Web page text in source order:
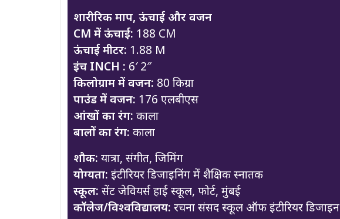
शारीरिक माप, ऊंचाई और वजन
CM में ऊंचाई: 188 CM
ऊंचाई मीटर: 1.88 M
इंच INCH : 6′ 2″
किलोग्राम में वजन: 80 किग्रा
पाउंड में वजन: 176 एलबीएस
आंखों का रंग: काला
बालों का रंग: काला
शौक: यात्रा, संगीत, जिमिंग
योग्यता: इंटीरियर डिजाइनिंग में शैक्षिक स्नातक
स्कूल: सेंट जेवियर्स हाई स्कूल, फोर्ट, मुंबई
कॉलेज/विश्वविद्यालय: रचना संसद स्कूल ऑफ इंटीरियर डिजाइन